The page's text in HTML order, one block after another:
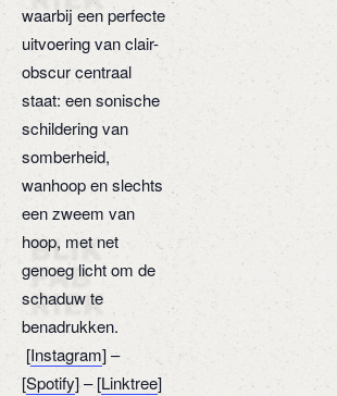
waarbij een perfecte
uitvoering van clair-
obscur centraal
staat: een sonische
schildering van
somberheid,
wanhoop en slechts
een zweem van
hoop, met net
genoeg licht om de
schaduw te
benadrukken.
[Instagram] –
[Spotify] – [Linktree]